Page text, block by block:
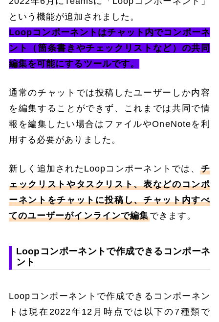
という機能が追加されました。
Loopコンポーネントはチャット内でコンポーネ
ント（箇条書きやチェックリストなど）の共同
編集を可能にするツールです。
通常のチャットでは投稿したユーザーしか内容
を編集することができず、これまでは共同で情
報を編集したい場合はファイルやOneNoteを利
用する必要がありました。
新しく追加されたLoopコンポーネントでは、 チ
ェックリストやタスクリスト、表などのコンポ
ーネントをチャットに投稿し、チャット内すべ
てのユーザーがインラインで編集できます。
Loopコンポーネントで作成できるコンポーネ
ント
Loopコンポーネントで作成できるコンポーネン
トは現在2022年12月時点では以下の7種類で